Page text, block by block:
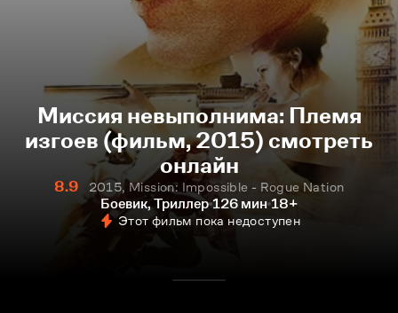
Миссия невыполнима: Племя
изгоев (фильм, 2015) смотреть
онлайн
8.9
2015, Mission: Impossible - Rogue Nation
Боевик, Триллер 126 мин 18+
Этот фильм пока недоступен